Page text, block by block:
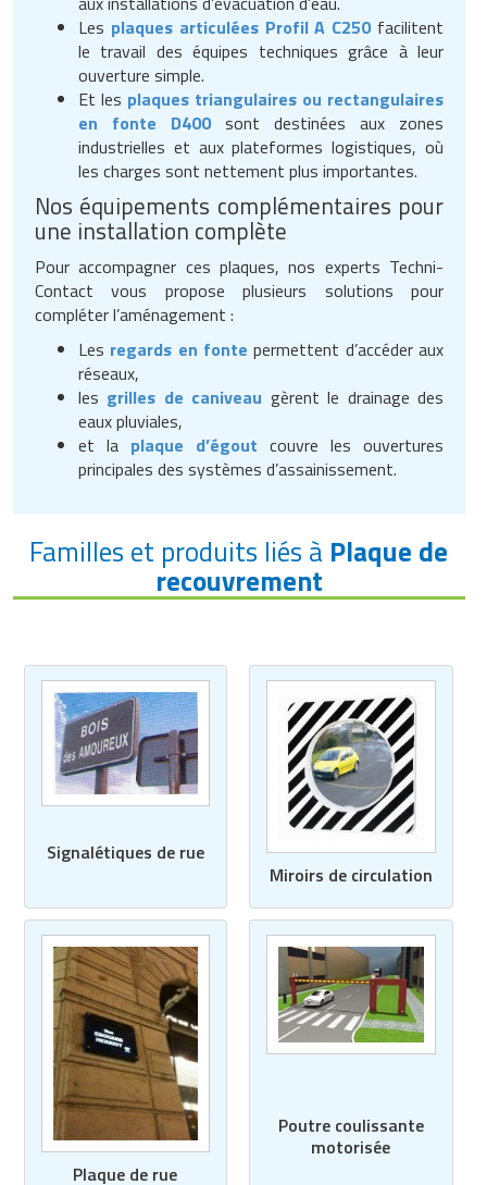
Les plaques articulées Profil A C250facilitent
le travail des équipes techniques grâce à leur
ouverture simple.
Et les plaques triangulaires ou rectangulaires
en fonte D400sont destinées aux zones
industrielles et aux plateformes logistiques, où
les charges sont nettement plus importantes.
Nos équipements complémentaires pour
une installation complète
Pour accompagner ces plaques, nos experts Techni-
Contact vous propose plusieurs solutions pour
compléter l’aménagement :
Les regards en fonte permettent d’accéder aux
réseaux,
les grilles de caniveau gèrent le drainage des
eaux pluviales,
et la plaque d’égout couvre les ouvertures
principales des systèmes d’assainissement.
Familles et produits liés à Plaque de
recouvrement
Signalétiques de rue
Miroirs de circulation
Plaque de rue
Poutre coulissante
motorisée